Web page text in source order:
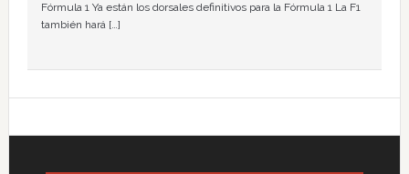
Fórmula 1 Ya están los dorsales definitivos para la Fórmula 1 La F1
también hará […]